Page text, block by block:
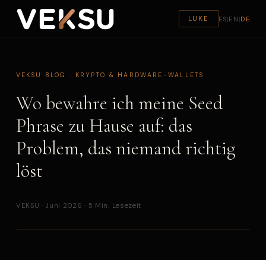
LUKE ES|EN |DE
VEKSU BLOG · KRYPTO & HARDWARE-WALLETS
Wo bewahre ich meine Seed
Phrase zu Hause auf: das
Problem, das niemand richtig
löst
VEKSU · Juni 2026 · 5 Min. Lesezeit